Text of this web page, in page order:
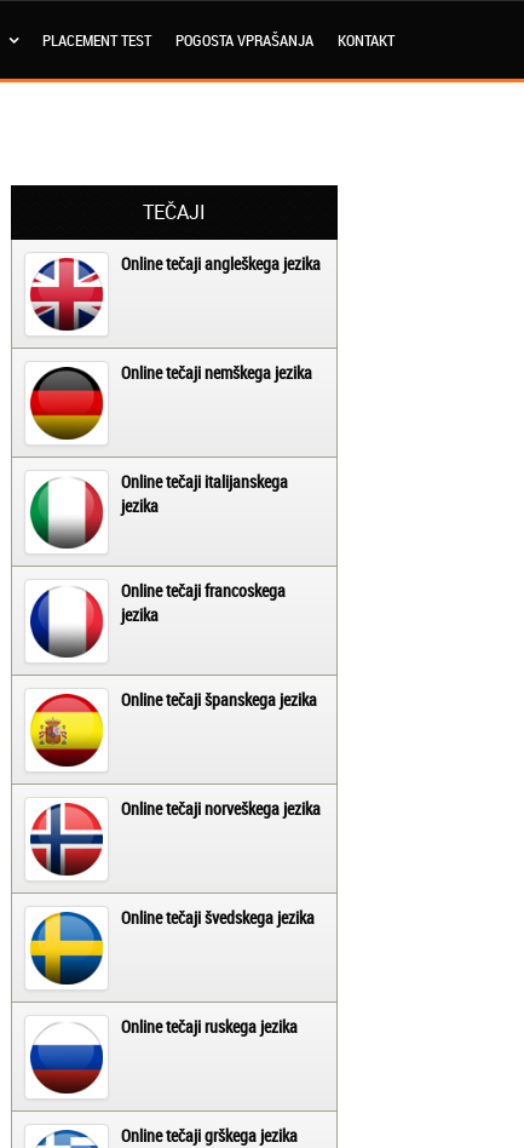
PLACEMENT TEST POGOSTA VPRAŠANJA KONTAKT
TEČAJI
Online tečaji angleškega jezika
Online tečaji nemškega jezika
Online tečaji italijanskega
jezika
Online tečaji francoskega
jezika
Online tečaji španskega jezika
Online tečaji norveškega jezika
Online tečaji švedskega jezika
Online tečaji ruskega jezika
Online tečaji grškega jezika